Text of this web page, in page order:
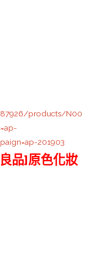
products/N00
201903
品]原色化妝